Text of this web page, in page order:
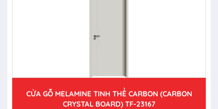
CỬA GỖ MELAMINE TINH THỂ CARBON (CARBON
CRYSTAL BOARD) TF-23167